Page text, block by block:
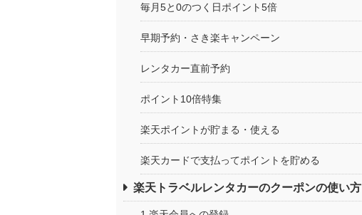
毎月5と0のつく日ポイント5倍
早期予約・さき楽キャンペーン
レンタカー直前予約
ポイント10倍特集
楽天ポイントが貯まる・使える
楽天カードで支払ってポイントを貯める
楽天トラベルレンタカーのクーポンの使い方